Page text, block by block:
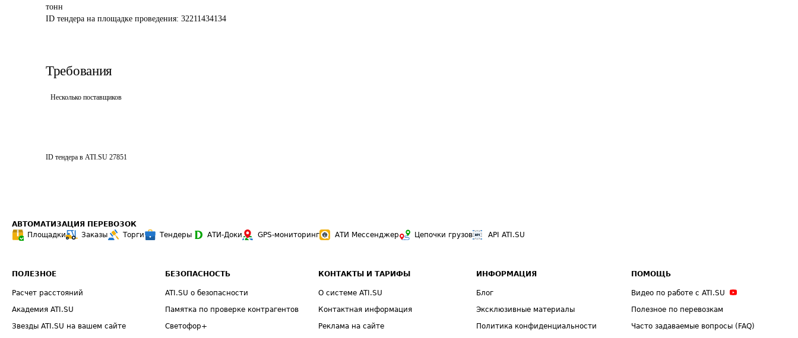
тонн
ID тендера на площадке проведения: 32211434134
Требования
Несколько поставщиков
ID тендера в ATI.SU 27851
АВТОМАТИЗАЦИЯ ПЕРЕВОЗОК
Площадки
Заказы Торги Тендеры АТИ-Доки GPS-мониторинг АТИ Мессенджер Цепочки грузов API ATI.SU
ПОЛЕЗНОЕ
Расчет расстояний
Академия ATI.SU
Звезды ATI.SU на вашем сайте
БЕЗОПАСНОСТЬ
ATI.SU о безопасности
Памятка по проверке контрагентов
Светофор+
КОНТАКТЫ И ТАРИФЫ
О системе ATI.SU
Контактная информация
Реклама на сайте
ИНФОРМАЦИЯ
Блог
Эксклюзивные материалы
Политика конфиденциальности
ПОМОЩЬ
Видео по работе с ATI.SU
Полезное по перевозкам
Часто задаваемые вопросы (FAQ)